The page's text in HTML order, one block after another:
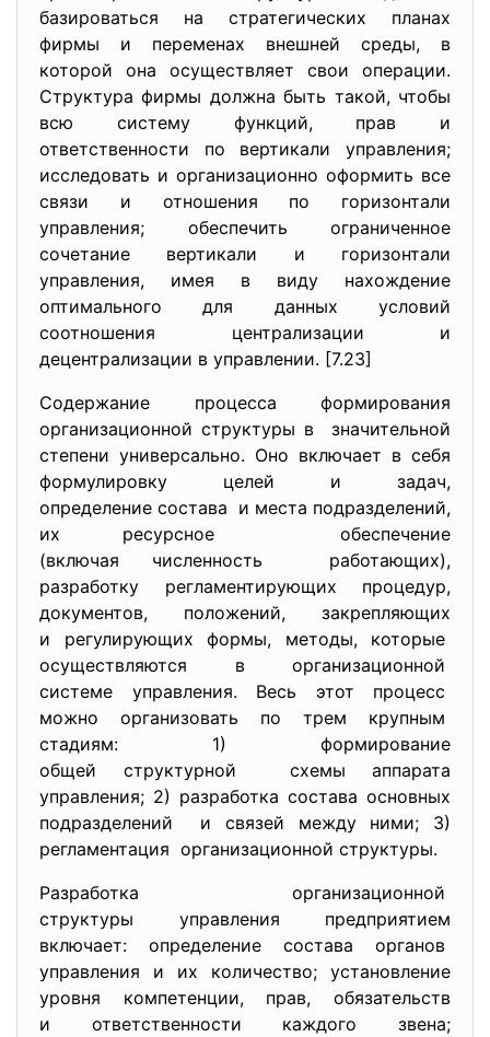
базироваться на стратегических планах
фирмы и переменах внешней среды, в
которой она осуществляет свои операции.
Структура фирмы должна быть такой, чтобы
всю систему функций, прав и
ответственности по вертикали управления;
исследовать и организационно оформить все
связи и отношения по горизонтали
управления; обеспечить ограниченное
сочетание вертикали и горизонтали
управления, имея в виду нахождение
оптимального для данных условий
соотношения централизации и
децентрализации в управлении. [7.23]
Содержание процесса формирования
организационной структуры в значительной
степени универсально. Оно включает в себя
формулировку целей и задач,
определение состава и места подразделений,
их ресурсное обеспечение
(включая численность работающих),
разработку регламентирующих процедур,
документов, положений, закрепляющих
и регулирующих формы, методы, которые
осуществляются в организационной
системе управления. Весь этот процесс
можно организовать по трем крупным
стадиям: 1) формирование
общей структурной схемы аппарата
управления; 2) разработка состава основных
подразделений и связей между ними; 3)
регламентация организационной структуры.
Разработка организационной
структуры управления предприятием
включает: определение состава органов
управления и их количество; установление
уровня компетенции, прав, обязательств
и ответственности каждого звена;